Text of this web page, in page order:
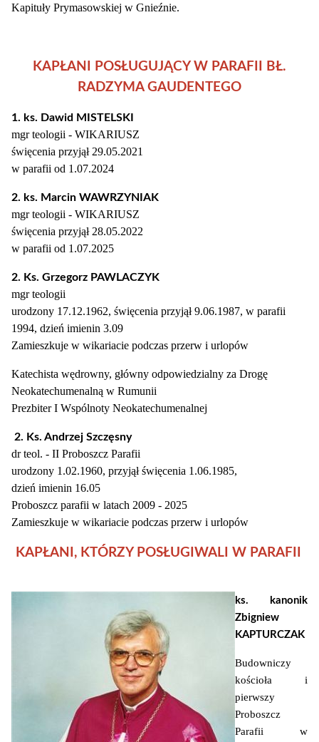
Kapituły Prymasowskiej w Gnieźnie.
KAPŁANI POSŁUGUJĄCY W PARAFII BŁ.
RADZYMA GAUDENTEGO
1. ks. Dawid MISTELSKI
mgr teologii - WIKARIUSZ
święcenia przyjął 29.05.2021
w parafii od 1.07.2024
2. ks. Marcin WAWRZYNIAK
mgr teologii - WIKARIUSZ
święcenia przyjął 28.05.2022
w parafii od 1.07.2025
2. Ks. Grzegorz PAWLACZYK
mgr teologii
urodzony 17.12.1962, święcenia przyjął 9.06.1987, w parafii
1994, dzień imienin 3.09
Zamieszkuje w wikariacie podczas przerw i urlopów
Katechista wędrowny, główny odpowiedzialny za Drogę
Neokatechumenalną w Rumunii
Prezbiter I Wspólnoty Neokatechumenalnej
2. Ks. Andrzej Szczęsny
dr teol. - II Proboszcz Parafii
urodzony 1.02.1960, przyjął święcenia 1.06.1985,
dzień imienin 16.05
Proboszcz parafii w latach 2009 - 2025
Zamieszkuje w wikariacie podczas przerw i urlopów
KAPŁANI, KTÓRZY POSŁUGIWALI W PARAFII
ks. kanonik
Zbigniew
KAPTURCZAK
Budowniczy
kościoła i
pierwszy
Proboszcz
Parafii w